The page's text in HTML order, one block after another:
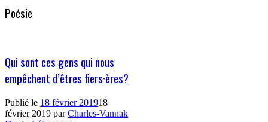
Poésie
Qui sont ces gens qui nous
empêchent d’êtres fiers·ères?
Publié le 18 février 201918
février 2019 parCharles-Vannak